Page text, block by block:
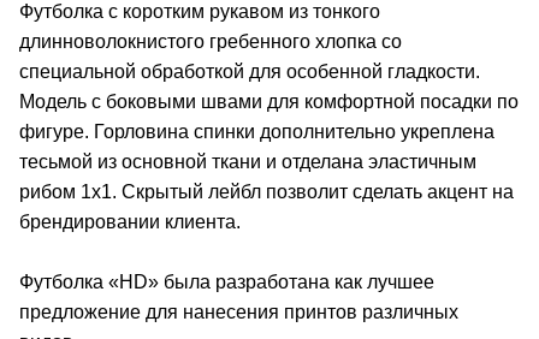
Футболка с коротким рукавом из тонкого
длинноволокнистого гребенного хлопка со
специальной обработкой для особенной гладкости.
Модель с боковыми швами для комфортной посадки по
фигуре. Горловина спинки дополнительно укреплена
тесьмой из основной ткани и отделана эластичным
рибом 1х1. Скрытый лейбл позволит сделать акцент на
брендировании клиента.
Футболка «HD» была разработана как лучшее
предложение для нанесения принтов различных